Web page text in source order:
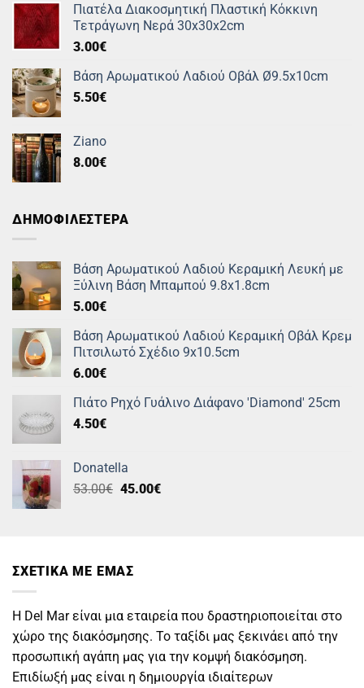
Πιατέλα Διακοσμητική Πλαστική Κόκκινη
Τετράγωνη Νερά 30x30x2cm
3.00€
Βάση Αρωματικού Λαδιού Οβάλ Ø9.5x10cm
5.50€
Ziano
8.00€
ΔΗΜΟΦΙΛΕΣΤΕΡΑ
Βάση Αρωματικού Λαδιού Κεραμική Λευκή με
Ξύλινη Βάση Μπαμπού 9.8x1.8cm
5.00€
Βάση Αρωματικού Λαδιού Κεραμική Οβάλ Κρεμ
Πιτσιλωτό Σχέδιο 9x10.5cm
6.00€
Πιάτο Ρηχό Γυάλινο Διάφανο 'Diamond' 25cm
4.50€
Donatella
53.00€ Original
45.00€Η
ΣΧΕΤΙΚΑ ΜΕ ΕΜΑΣ
Η Del Mar είναι μια εταιρεία που δραστηριοποιείται στο
χώρο της διακόσμησης. Το ταξίδι μας ξεκινάει από την
προσωπική αγάπη μας για την κομψή διακόσμηση.
Επιδίωξή μας είναι η δημιουργία ιδιαίτερων